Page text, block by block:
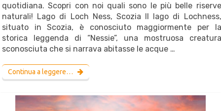
quotidiana. Scopri con noi quali sono le più belle riserve
naturali! Lago di Loch Ness, Scozia Il lago di Lochness,
situato in Scozia, è conosciuto maggiormente per la
storica leggenda di “Nessie”, una mostruosa creatura
sconosciuta che si narrava abitasse le acque …
Continua a leggere…